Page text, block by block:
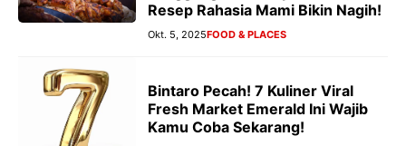
Resep Rahasia Mami Bikin Nagih!
Okt. 5, 2025FOOD & PLACES
Bintaro Pecah! 7 Kuliner Viral
Fresh Market Emerald Ini Wajib
Kamu Coba Sekarang!